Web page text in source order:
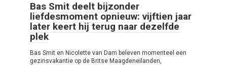
Bas Smit deelt bijzonder
liefdesmoment opnieuw: vijftien jaar
later keert hij terug naar dezelfde
plek
Bas Smit en Nicolette van Dam beleven momenteel een
gezinsvakantie op de Britse Maagdeneilanden,